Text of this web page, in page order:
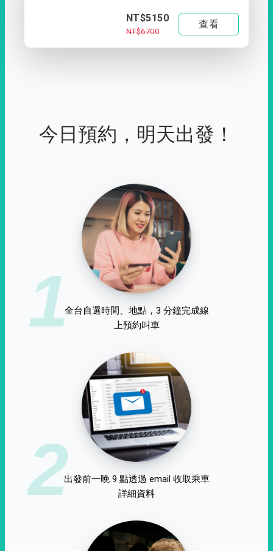
NT$5150
NT$6700
查看
今日預約，明天出發！
1全台自選時間、地點，3 分鐘完成線
上預約叫車
2出發前一晚 9 點透過 email 收取乘車
詳細資料